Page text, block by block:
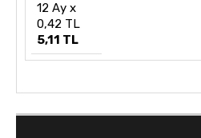
12 Ay x
0,42 TL
5,11 TL